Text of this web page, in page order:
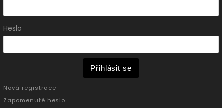
Heslo
Přihlásit se
Nová registrace
Zapomenuté heslo